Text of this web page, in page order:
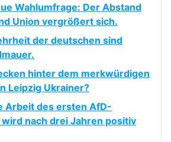
Wahlumfrage: Der Abstand
Union vergrößert sich.
der deutschen sind
hinter dem merkwürdigen
Leipzig Ukrainer?
Arbeit des ersten AfD-
nach drei Jahren positiv